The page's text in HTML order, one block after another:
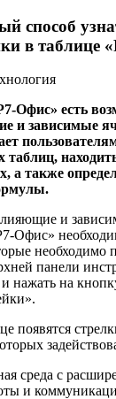
способ
в таблице
Офис» есть
и зависимые
таблиц,
а также
и
Офис»
необходимо
панели
нажать на
появятся
среда с
и